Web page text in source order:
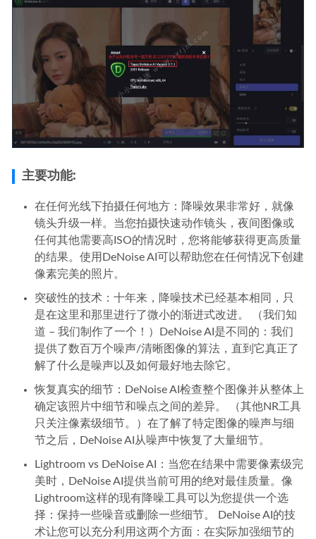
主要功能:
在任何光线下拍摄任何地方：降噪效果非常好，就像
镜头升级一样。当您拍摄快速动作镜头，夜间图像或
任何其他需要高ISO的情况时，您将能够获得更高质量
的结果。使用DeNoise AI可以帮助您在任何情况下创建
像素完美的照片。
突破性的技术：十年来，降噪技术已经基本相同，只
是在这里和那里进行了微小的渐进式改进。 （我们知
道 – 我们制作了一个！）DeNoise AI是不同的：我们
提供了数百万个噪声/清晰图像的算法，直到它真正了
解了什么是噪声以及如何最好地去除它。
恢复真实的细节：DeNoise AI检查整个图像并从整体上
确定该照片中细节和噪点之间的差异。 （其他NR工具
只关注像素级细节。）在了解了特定图像的噪声与细
节之后，DeNoise AI从噪声中恢复了大量细节。
Lightroom vs DeNoise AI：当您在结果中需要像素级完
美时，DeNoise AI提供当前可用的绝对最佳质量。像
Lightroom这样的现有降噪工具可以为您提供一个选
择：保持一些噪音或删除一些细节。 DeNoise AI的技
术让您可以充分利用这两个方面：在实际加强细节的